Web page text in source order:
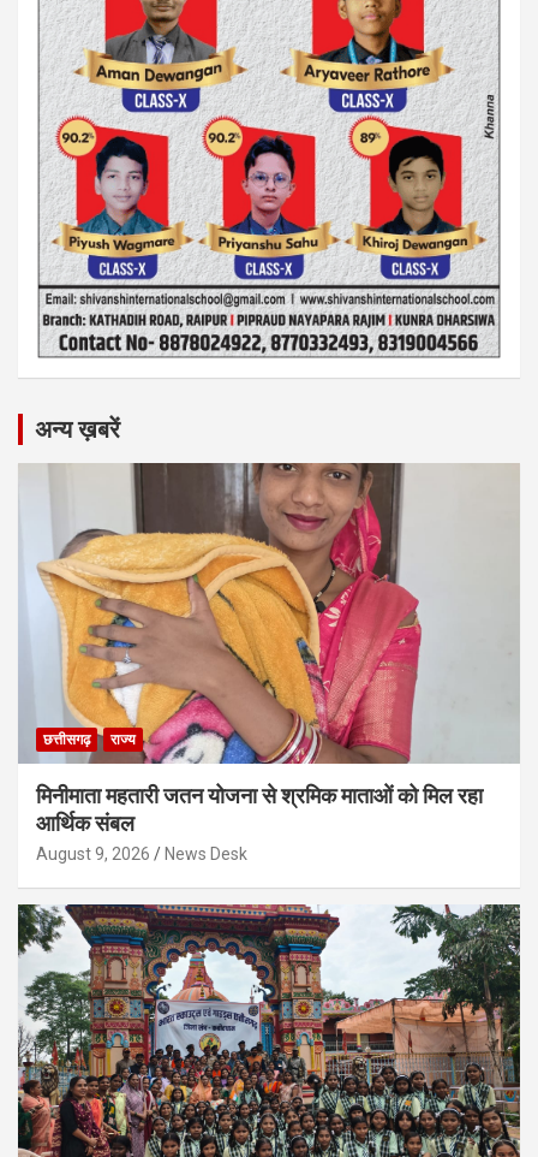
अन्य ख़बरें
छत्तीसगढ़ राज्य
मिनीमाता महतारी जतन योजना से श्रमिक माताओं को मिल रहा
आर्थिक संबल
August 9, 2026 News Desk